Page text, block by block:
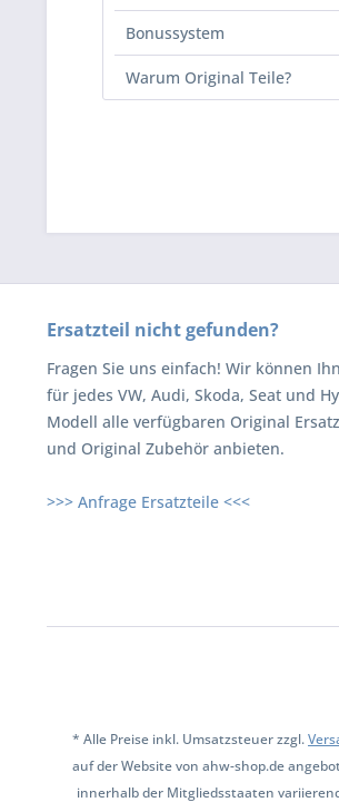
Bonussystem
Warum Original Teile?
Ersatzteil nicht gefunden?
Fragen Sie uns einfach! Wir können
für jedes VW, Audi, Skoda, Seat und
Modell alle verfügbaren Original
und Original Zubehör anbieten.
>>> Anfrage Ersatzteile <<<
* Alle Preise inkl. Umsatzsteuer zzgl.
auf der Website von ahw-shop.de
innerhalb der Mitgliedsstaaten